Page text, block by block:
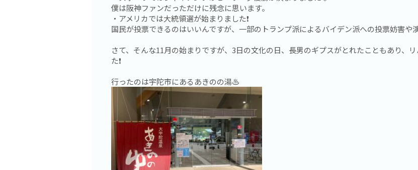
僕は阪神ファンだっただけに残念に思います。
・アメリカでは大統領選が始まりました❗️
国民が投票できるのはいいんですが、一部のトランプ派によるバイデン派への投票妨害や
さて、そんな11月の始まりですが、3日の文化の日、長男のギプスがとれたこともあり、
た❗️
行ったのは宇陀市にあるあきのの湯♨️